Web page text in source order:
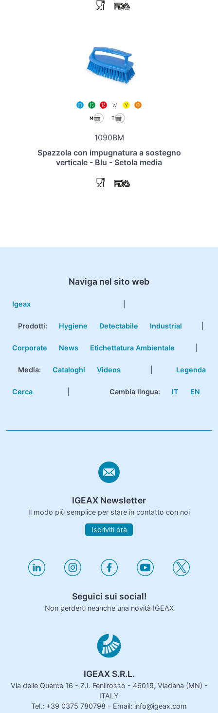
1090BM
Spazzola con impugnatura a sostegno
verticale - Blu - Setola media
Naviga nel sito web
Igeax
Prodotti: Hygiene Detectabile Industrial
Corporate News Etichettatura Ambientale
Media: Cataloghi Videos Legenda
Cerca Cambia lingua: IT EN
IGEAX Newsletter
Il modo più semplice per stare in contatto con noi
Iscriviti ora
Seguici sui social!
Non perderti neanche una novità IGEAX
IGEAX S.R.L.
Via delle Querce 16 - Z.I. Fenilrosso - 46019, Viadana (MN) -
ITALY
Tel.: +39 0375 780798 - Email: info@igeax.com